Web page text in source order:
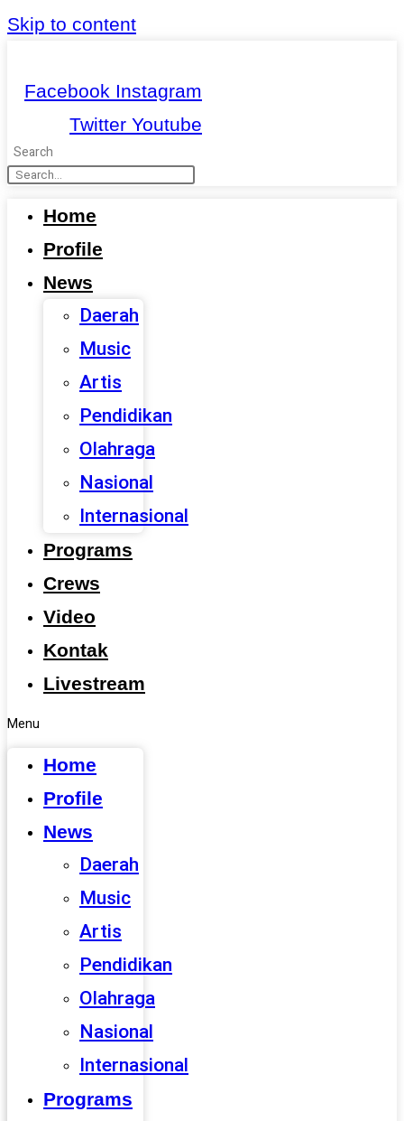
Skip to content
Facebook Instagram
Twitter Youtube
Search
Home
Profile
News
Daerah
Music
Artis
Pendidikan
Olahraga
Nasional
Internasional
Programs
Crews
Video
Kontak
Livestream
Menu
Home
Profile
News
Daerah
Music
Artis
Pendidikan
Olahraga
Nasional
Internasional
Programs